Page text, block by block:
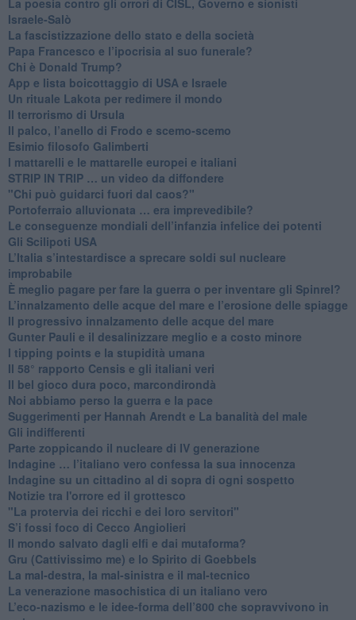
Israele-Salò
​La fascistizzazione dello stato e della società
Papa Francesco e l’ipocrisia al suo funerale?
​Chi è Donald Trump?
App e lista boicottaggio di USA e Israele
​Un rituale Lakota per redimere il mondo
Il terrorismo di Ursula
​Il palco, l’anello di Frodo e scemo-scemo
Esimio filosofo Galimberti
​I mattarelli e le mattarelle europei e italiani
​STRIP IN TRIP … un video da diffondere
"Chi può guidarci fuori dal caos?"
​Portoferraio alluvionata … era imprevedibile?
Le conseguenze mondiali dell’infanzia infelice dei potenti
​Gli Scilipoti USA
L’Italia s’intestardisce a sprecare soldi sul nucleare
improbabile
È meglio pagare per fare la guerra o per inventare gli Spinrel?
​L’innalzamento delle acque del mare e l’erosione delle spiagge
​Il progressivo innalzamento delle acque del mare
​Gunter Pauli e il desalinizzare meglio e a costo minore
I tipping points e la stupidità umana
​Il 58° rapporto Censis e gli italiani veri
​Il bel gioco dura poco, marcondirondà
Noi abbiamo perso la guerra e la pace
Suggerimenti per Hannah Arendt e La banalità del male
​Gli indifferenti
Parte zoppicando il nucleare di IV generazione
​Indagine … l’italiano vero confessa la sua innocenza
Indagine su un cittadino al di sopra di ogni sospetto
Notizie tra l'orrore ed il grottesco
"La protervia dei ricchi e dei loro servitori"
S’i fossi foco di Cecco Angiolieri
​Il mondo salvato dagli elfi e dai mutaforma?
Gru (Cattivissimo me) e lo Spirito di Goebbels
​La mal-destra, la mal-sinistra e il mal-tecnico
​La venerazione masochistica di un italiano vero
​L’eco-nazismo e le idee-forma dell’800 che sopravvivono in